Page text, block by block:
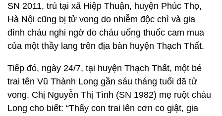
SN 2011, trú tại xã Hiệp Thuận, huyện Phúc Thọ,
Hà Nội cũng bị tử vong do nhiễm độc chì và gia
đình cháu nghi ngờ do cháu uống thuốc cam mua
của một thầy lang trên địa bàn huyện Thạch Thất.
Tiếp đó, ngày 24/7, tại huyện Thạch Thất, một bé
trai tên Vũ Thành Long gần sáu tháng tuổi đã tử
vong. Chị Nguyễn Thị Tình (SN 1982) mẹ ruột cháu
Long cho biết: “Thấy con trai lên cơn co giật, gia